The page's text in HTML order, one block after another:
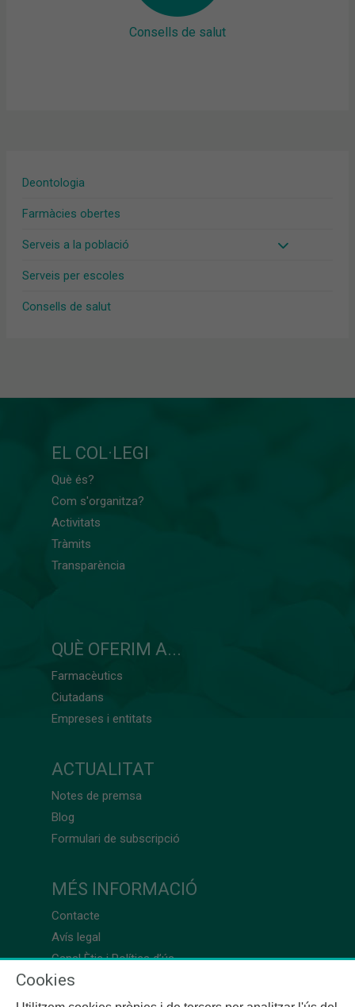
Deontologia
Farmàcies obertes
Serveis a la població
Serveis per escoles
Consells de salut
Consells de salut
EL COL·LEGI
Què és?
Com s'organitza?
Activitats
Tràmits
Transparència
QUÈ OFERIM A...
Farmacèutics
Ciutadans
Empreses i entitats
ACTUALITAT
Notes de premsa
Blog
Formulari de subscripció
MÉS INFORMACIÓ
Contacte
Avís legal
Canal Ètic i Política d’ús
Cookies